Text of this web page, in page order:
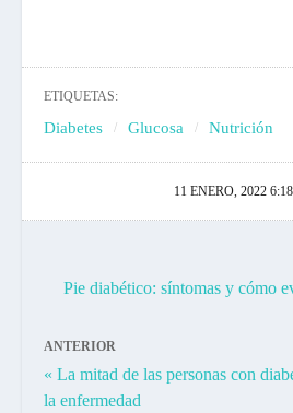
ETIQUETAS:
Diabetes Glucosa Nutrición
11 ENERO, 2022
Pie diabético: síntomas y cómo
ANTERIOR
« La mitad de las personas con
la enfermedad